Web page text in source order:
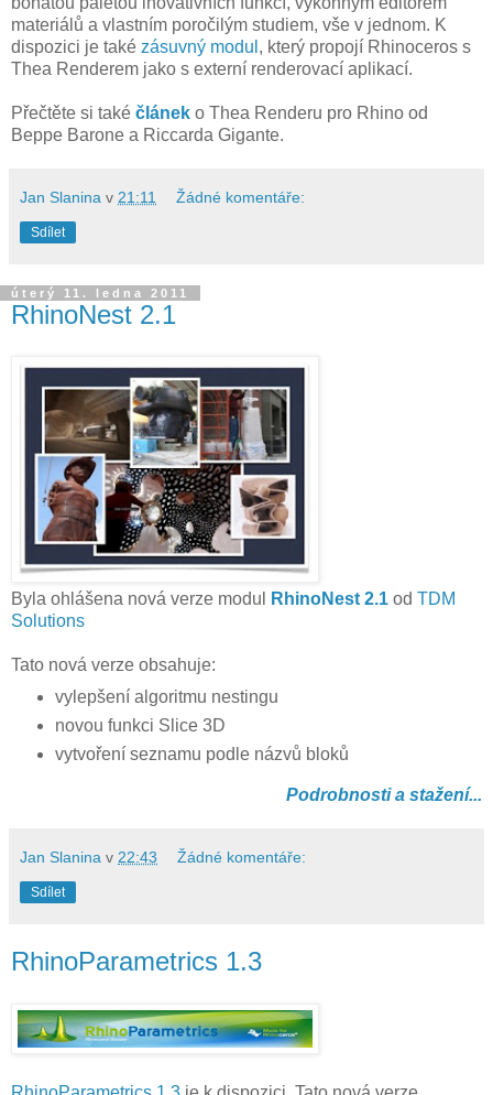
materiálů a vlastním poročilým studiem, vše v jednom. K
dispozici je také zásuvný modul , který propojí Rhinoceros s
Thea Renderem jako s externí renderovací aplikací.
Přečtěte si také článek o Thea Renderu pro Rhino od
Beppe Barone a Riccarda Gigante.
Jan Slanina v 21:11 Žádné komentáře:
Sdílet
úterý 11. ledna 2011
RhinoNest 2.1
Byla ohlášena nová verze modul RhinoNest 2.1 od TDM
Solutions
Tato nová verze obsahuje:
vylepšení algoritmu nestingu
novou funkci Slice 3D
vytvoření seznamu podle názvů bloků
Podrobnosti a stažení...
Jan Slanina v 22:43 Žádné komentáře:
Sdílet
RhinoParametrics 1.3